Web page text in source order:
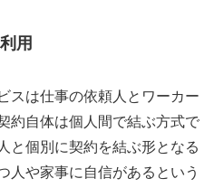
用
スは仕事の依頼人とワーカー
約自体は個人間で結ぶ方式で
と個別に契約を結ぶ形となる
人や家事に自信があるという